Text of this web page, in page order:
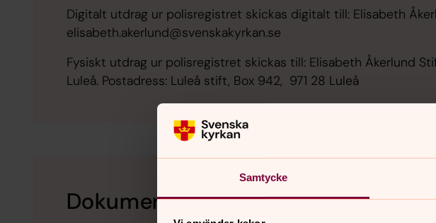
Samtycke
Digitalt utdrag ur polisregistret skickas digitalt till: Elisabeth
elisabeth.akerlund@svenskakyrkan.se
Fysiskt utdrag ur polisregistret skickas till: Elisabeth Åkerlund
Luleå. Postadress: Luleå stift, Box 942, 971 28 Luleå
Dokument för praktikanter